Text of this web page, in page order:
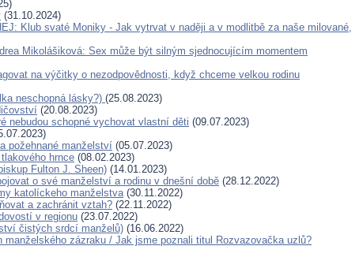
(31.10.2024)
Klub svaté Moniky - Jak vytrvat v naději a v modlitbě za naše milované,
Mikolášiková: Sex může být silným sjednocujícím momentem
na výčitky o nezodpovědnosti, když chceme velkou rodinu
neschopná lásky?) (25.08.2023)
(20.08.2023)
nebudou schopné vychovat vlastní děti (09.07.2023)
požehnané manželství (05.07.2023)
hrnce (08.02.2023)
Fulton J. Sheen) (14.01.2023)
o své manželství a rodinu v dnešní době (28.12.2022)
katolíckeho manželstva(30.11.2022)
a zachránit vztah? (22.11.2022)
v regionu (23.07.2022)
čistých srdcí manželů) (16.06.2022)
manželského zázraku / Jak jsme poznali titul Rozvazovačka uzlů?